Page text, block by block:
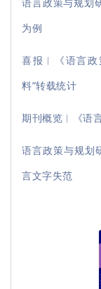
为例
喜报︱《语言
料”转载统计
期刊概览︱《语
语言政策与规划
言文字失范